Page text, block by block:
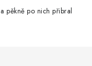
pěkně po nich přibral